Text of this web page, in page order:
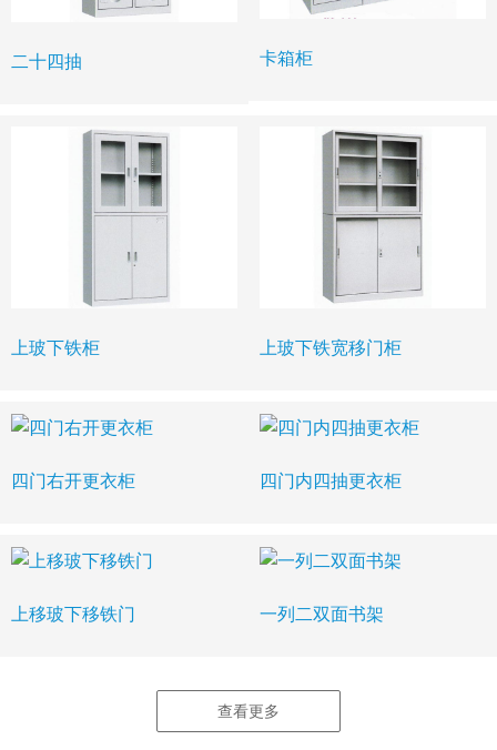
二十四抽 卡箱柜
上玻下铁柜 上玻下铁宽移门柜
四门右开更衣柜 四门内四抽更衣柜
上移玻下移铁门 一列二双面书架
查看更多